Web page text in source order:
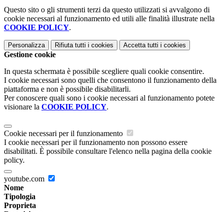
Questo sito o gli strumenti terzi da questo utilizzati si avvalgono di
cookie necessari al funzionamento ed utili alle finalità illustrate nella
COOKIE POLICY.
Personalizza Rifiuta tutti i cookies Accetta tutti i cookies
Gestione cookie
In questa schermata è possibile scegliere quali cookie consentire.
I cookie necessari sono quelli che consentono il funzionamento della
piattaforma e non è possibile disabilitarli.
Per conoscere quali sono i cookie necessari al funzionamento potete
visionare la COOKIE POLICY.
Cookie necessari per il funzionamento
I cookie necessari per il funzionamento non possono essere
disabilitati. È possibile consultare l'elenco nella pagina della cookie
policy.
youtube.com
Nome
Tipologia
Proprieta